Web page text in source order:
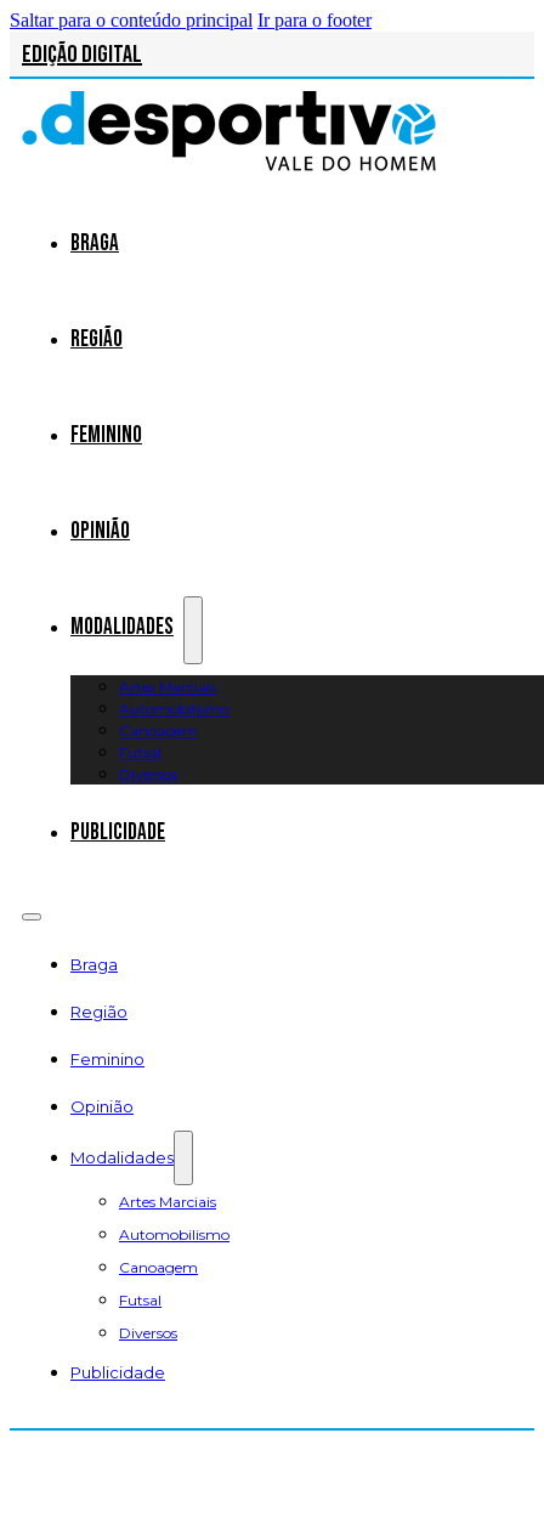
Saltar para o conteúdo principal Ir para o footer
Edição Digital
Braga
Região
Feminino
Opinião
Modalidades
Artes Marciais
Automobilismo
Canoagem
Futsal
Diversos
Publicidade
Braga
Região
Feminino
Opinião
Modalidades
Artes Marciais
Automobilismo
Canoagem
Futsal
Diversos
Publicidade